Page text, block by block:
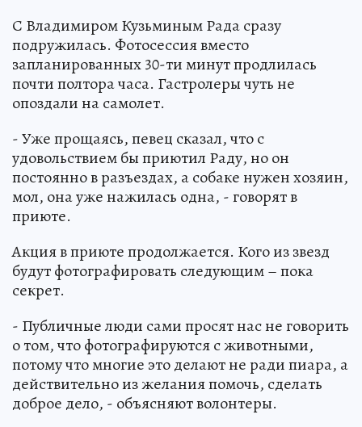
С Владимиром Кузьминым Рада сразу
подружилась. Фотосессия вместо
запланированных 30-ти минут продлилась
почти полтора часа. Гастролеры чуть не
опоздали на самолет.
- Уже прощаясь, певец сказал, что с
удовольствием бы приютил Раду, но он
постоянно в разъездах, а собаке нужен хозяин,
мол, она уже нажилась одна, - говорят в
приюте.
Акция в приюте продолжается. Кого из звезд
будут фотографировать следующим – пока
секрет.
- Публичные люди сами просят нас не говорить
о том, что фотографируются с животными,
потому что многие это делают не ради пиара, а
действительно из желания помочь, сделать
доброе дело, - объясняют волонтеры.